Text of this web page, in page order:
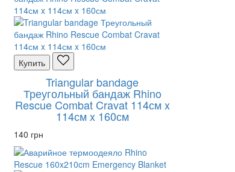
Купить
Triangular bandage
Треугольный бандаж Rhino
Rescue Combat Cravat 114см x
114см x 160см
140 грн